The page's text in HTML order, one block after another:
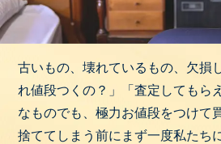
古いもの、壊れているもの、欠損
れ値段つくの？」「査定してもら
なものでも、極力お値段をつけて
捨ててしまう前にまず一度私たち